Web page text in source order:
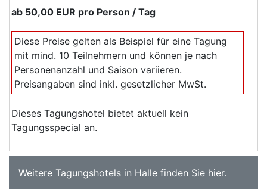
ab 50,00 EUR pro Person / Tag
Diese Preise gelten als Beispiel für eine Tagung
mit mind. 10 Teilnehmern und können je nach
Personenanzahl und Saison variieren.
Preisangaben sind inkl. gesetzlicher MwSt.
Dieses Tagungshotel bietet aktuell kein
Tagungsspecial an.
Weitere Tagungshotels in Halle finden Sie hier.